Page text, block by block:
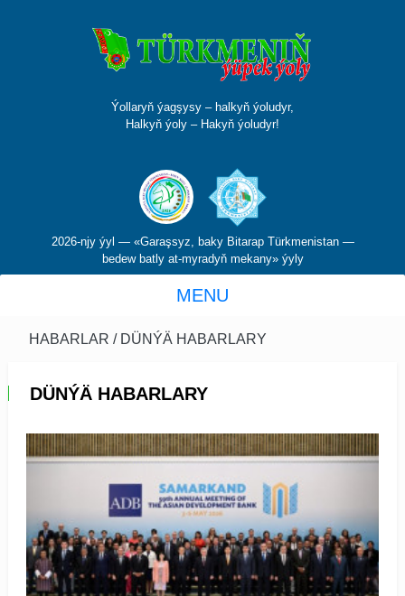
Ýollaryň ýagşysy – halkyň ýoludyr,
Halkyň ýoly – Hakyň ýoludyr!
2026-njy ýyl — «Garaşsyz, baky Bitarap Türkmenistan —
bedew batly at-myradyň mekany» ýyly
MENU
HABARLAR / DÜNÝÄ HABARLARY
DÜNÝÄ HABARLARY